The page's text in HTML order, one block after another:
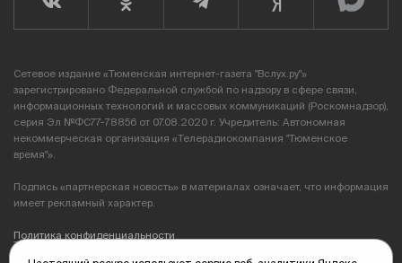
Сетевое издание «Тюменская интернет-газета "Вслух.ру"»
зарегистрировано Федеральной службой по надзору в сфере связи,
информационных технологий и массовых коммуникаций (Роскомнадзор),
серия Эл №ФС77-78856 от 07.08.2020 г. Учредитель: Автономная
некоммерческая организация «Телерадиокомпания "Тюменское
время"».
Подпись «партнерская новость» в материалах означает, что информация
имеет рекламный характер.
Политика конфиденциальности